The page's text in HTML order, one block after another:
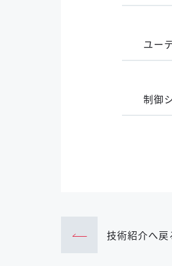
ユー
制御
技術紹介へ戻